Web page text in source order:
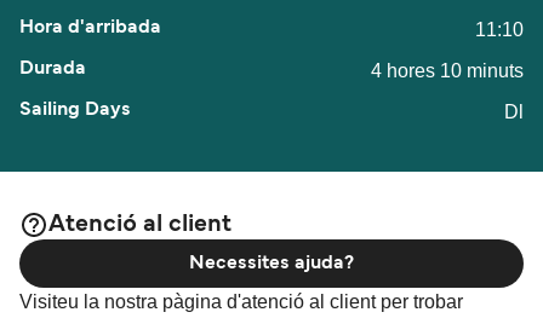
11:10
4 hores 10 minuts
Dl
Atenció al client
Visiteu la nostra pàgina d'atenció al client per trobar
Necessites ajuda?